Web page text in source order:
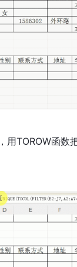
用TOROW函数